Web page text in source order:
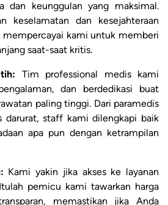
dan keunggulan yang maksimal.
keselamatan dan kesejahteraan
mempercayai kami untuk memberi
saat-saat kritis.
Tim professional medis kami
dan berdedikasi buat
paling tinggi. Dari paramedis
darurat, staff kami dilengkapi baik
apa pun dengan ketrampilan
Kami yakin jika akses ke layanan
pemicu kami tawarkan harga
memastikan jika Anda